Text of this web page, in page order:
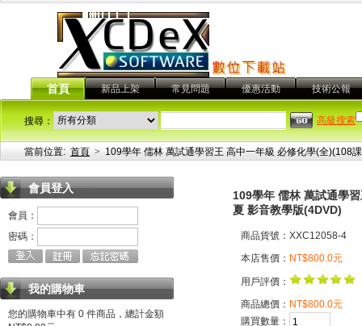
首頁 新品上架 常見問題 優惠活動 技術公報
搜尋： 高級搜索
當前位置: 首頁 > 109學年 儒林 萬試通學習王 高中一年級 必修化學(全)(108
會員登入
會員：
密碼：
我的購物車
您的購物車中有 0 件商品，總計金額
109學年 儒林 萬試通學
夏 影音教學版(4DVD)
商品貨號：XXC12058-4
本店售價： NT$800.0元
用戶評價：
商品總價： NT$800.0元
購買數量：